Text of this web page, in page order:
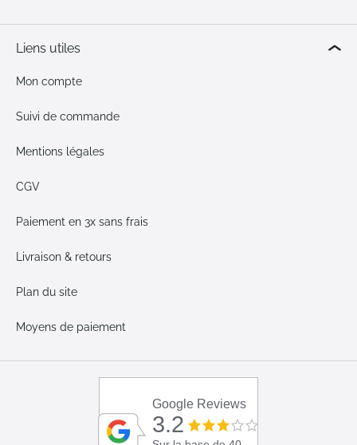
Liens utiles
Mon compte
Suivi de commande
Mentions légales
CGV
Paiement en 3x sans frais
Livraison & retours
Plan du site
Moyens de paiement
Google Reviews
3.2